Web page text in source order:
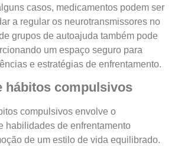
casos, medicamentos podem ser
a regular os neurotransmissores no
grupos de autoajuda também pode
um espaço seguro para
e estratégias de enfrentamento.
hábitos compulsivos
compulsivos envolve o
habilidades de enfrentamento
de um estilo de vida equilibrado.